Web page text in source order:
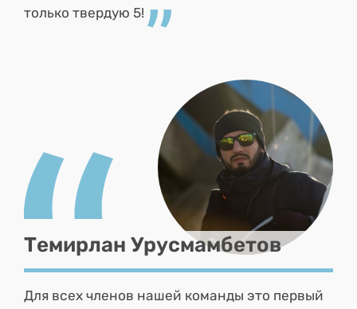
только твердую 5!
Темирлан Урусмамбетов
Для всех членов нашей команды это первый